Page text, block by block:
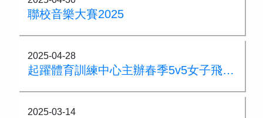
聯校音樂大賽2025
2025-04-28
起躍體育訓練中心主辦春季5v5女子飛躍組邀請賽
2025-03-14